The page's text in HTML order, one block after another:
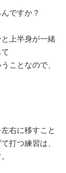
ですか？
上半身が一緒
ことなので、
右に移すこと
打つ練習は、